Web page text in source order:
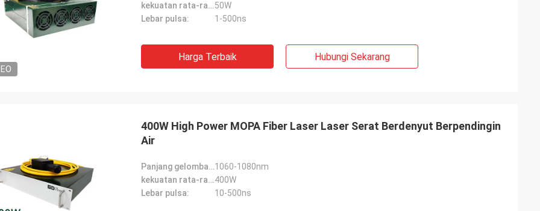
kekuatan rata-rata:50W
Lebar pulsa:
1-500ns
Harga Terbaik Hubungi Sekarang
400W High Power MOPA Fiber Laser Laser Serat Berdenyut Berpendingin
Air
Panjang gelombang pusat:1060-1080nm
kekuatan rata-rata:400W
Lebar pulsa:
10-500ns